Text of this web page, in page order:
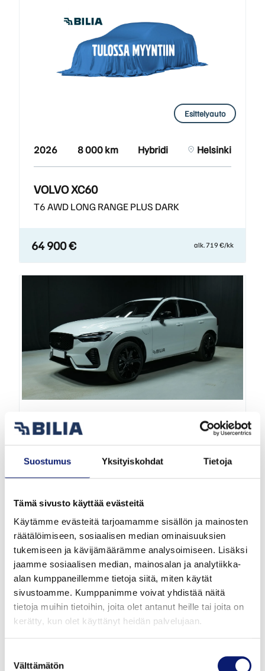
Suostumus Yksityiskohdat Tietoja
Tämä sivusto käyttää evästeitä
Käytämme evästeitä tarjoamamme sisällön ja mainosten
räätälöimiseen, sosiaalisen median ominaisuuksien
tukemiseen ja kävijämäärämme analysoimiseen. Lisäksi
jaamme sosiaalisen median, mainosalan ja analytiikka-
alan kumppaneillemme tietoja siitä, miten käytät
sivustoamme. Kumppanimme voivat yhdistää näitä
tietoja muihin tietoihin, joita olet antanut heille tai joita on
kerätty, kun olet käyttänyt heidän palvelujaan.
valinta
Välttämätön
Esittelyauto
2026 8 000 km Hybridi Helsinki
VOLVO XC60
T6 AWD LONG RANGE PLUS DARK
64 900 € alk. 719 €/kk
2026 1 000 km Helsinki
VOLVO XC60
PLUS BLACK EDITION
64 900 € alk. 719 €/kk